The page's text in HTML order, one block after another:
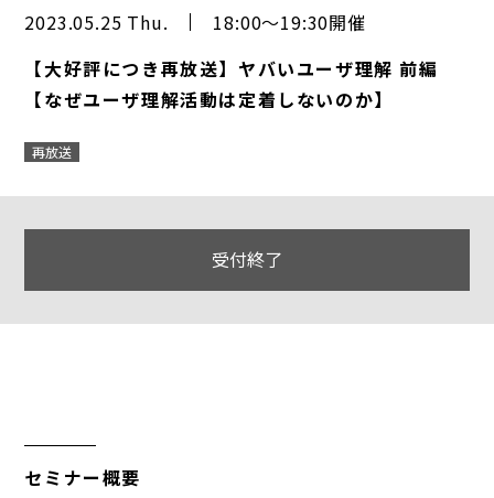
2023.05.25 Thu.
18:00～19:30開催
【大好評につき再放送】ヤバいユーザ理解 前編
【なぜユーザ理解活動は定着しないのか】
再放送
受付終了
セミナー概要